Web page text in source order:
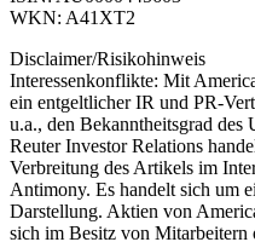
WKN: A41XT2
Disclaimer/Risikohinweis
Interessenkonflikte: Mit
ein entgeltlicher IR und PR-
u.a., den Bekanntheitsgrad des
Reuter Investor Relations
Verbreitung des Artikels im
Antimony. Es handelt sich um
Darstellung. Aktien von
sich im Besitz von